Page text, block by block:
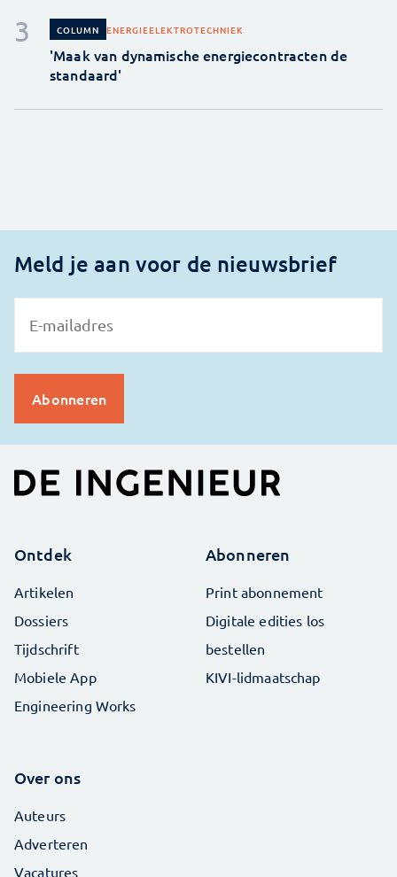
COLUMN ENERGIEELEKTROTECHNIEK
'Maak van dynamische energiecontracten de
standaard'
Meld je aan voor de nieuwsbrief
Ontdek
Artikelen
Dossiers
Tijdschrift
Mobiele App
Engineering Works
Abonneren
Print abonnement
Digitale edities los
bestellen
KIVI-lidmaatschap
Over ons
Auteurs
Adverteren
Vacatures